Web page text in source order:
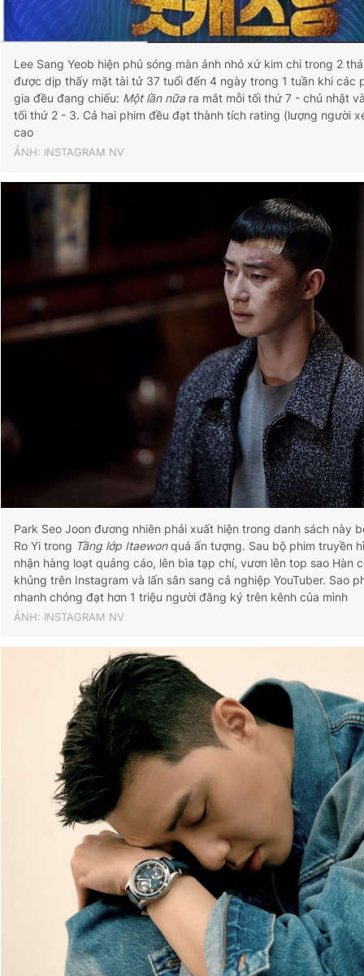
Lee Sang Yeob hiện phủ sóng màn ảnh nhỏ xứ kim chi trong 2
được dịp thấy mặt tài tử 37 tuổi đến 4 ngày trong 1 tuần khi các
gia đều đang chiếu: Một lần nữara mắt mỗi tối thứ 7 - chủ nhật
tối thứ 2 - 3. Cả hai phim đều đạt thành tích rating (lượng người
cao
ẢNH: INSTAGRAM NV
Park Seo Joon đương nhiên phải xuất hiện trong danh sách này
Ro Yi trong Tầng lớp Itaewonquá ấn tượng. Sau bộ phim truyền
nhận hàng loạt quảng cáo, lên bìa tạp chí, vươn lên top sao Hàn
khủng trên Instagram và lấn sân sang cả nghiệp YouTuber. Sao
nhanh chóng đạt hơn 1 triệu người đăng ký trên kênh của mình
ẢNH: INSTAGRAM NV